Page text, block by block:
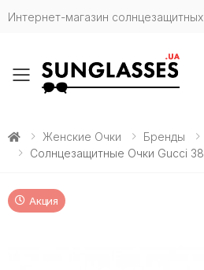
Интернет-магазин
Toggle mobile
Женские Очки Бренды
Солнцезащитные Очки Gucci
Акция